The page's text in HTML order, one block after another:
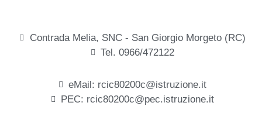
Contrada Melia, SNC - San Giorgio Morgeto (RC)
Tel. 0966/472122
eMail: rcic80200c@istruzione.it
PEC: rcic80200c@pec.istruzione.it